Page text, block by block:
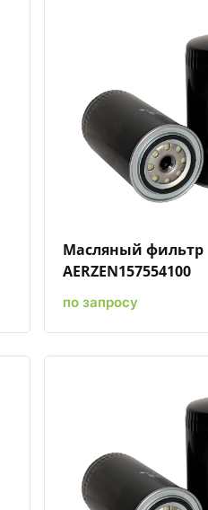
Быстрый просмотр
Добавить
Масляный фильтр
AERZEN157554100
по запросу